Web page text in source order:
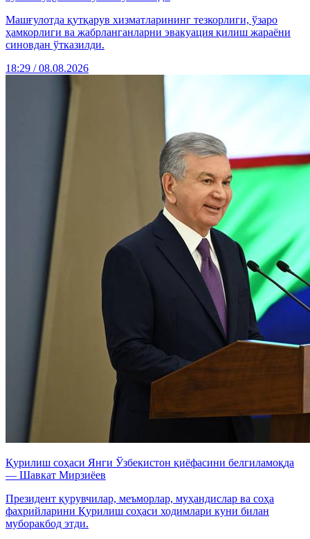
Машғулотда қутқарув хизматларининг тезкорлиги, ўзаро
ҳамкорлиги ва жабрланганларни эвакуация қилиш жараёни
синовдан ўтказилди.
18:29 / 08.08.2026
Қурилиш соҳаси Янги Ўзбекистон қиёфасини белгиламоқда
— Шавкат Мирзиёев
Президент қурувчилар, меъморлар, муҳандислар ва соҳа
фахрийларини Қурилиш соҳаси ходимлари куни билан
муборакбод этди.